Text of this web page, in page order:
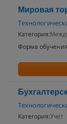
Мировая
Категория:
Форма
Категория:Учет